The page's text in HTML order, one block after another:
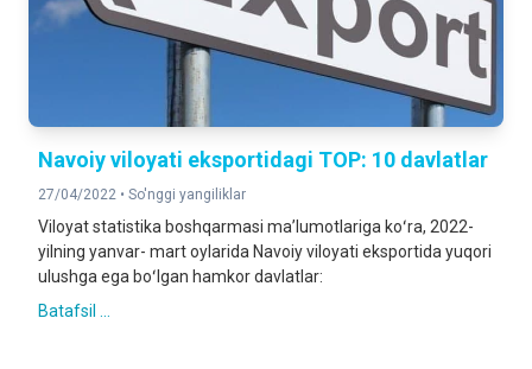
Navoiy viloyati eksportidagi TOP: 10 davlatlar
27/04/2022 • So'nggi yangiliklar
Viloyat statistika boshqarmasi maʼlumotlariga koʻra, 2022-
yilning yanvar- mart oylarida Navoiy viloyati eksportida yuqori
ulushga ega boʻlgan hamkor davlatlar:
Batafsil ...